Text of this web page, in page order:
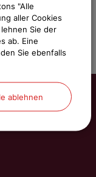
"Alle
aller Cookies
Sie der
ab. Eine
Sie ebenfalls
ablehnen